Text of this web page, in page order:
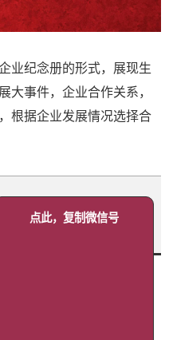
业纪念册的形式，展现生
大事件，企业合作关系，
根据企业发展情况选择合
点此，复制微信号